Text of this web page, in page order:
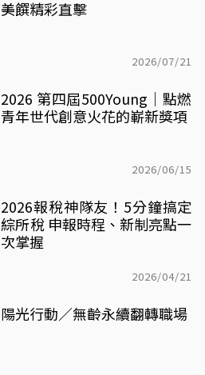
美饌精彩直擊
2026/07/21
2026 第四屆500Young｜點燃
青年世代創意火花的嶄新獎項
2026/06/15
2026報稅神隊友！5分鐘搞定
綜所稅 申報時程、新制亮點一
次掌握
2026/04/21
陽光行動／無齡永續翻轉職場